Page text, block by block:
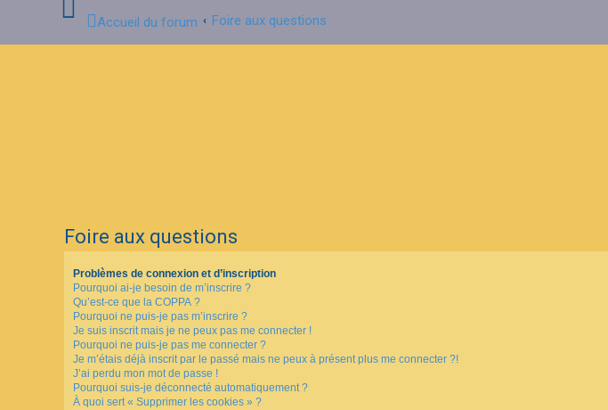
Accueil du forum Foire aux questions
Foire aux questions
Problèmes de connexion et d’inscription
Pourquoi ai-je besoin de m’inscrire ?
Qu’est-ce que la COPPA ?
Pourquoi ne puis-je pas m’inscrire ?
Je suis inscrit mais je ne peux pas me connecter !
Pourquoi ne puis-je pas me connecter ?
Je m’étais déjà inscrit par le passé mais ne peux à présent plus me connecter ?!
J’ai perdu mon mot de passe !
Pourquoi suis-je déconnecté automatiquement ?
À quoi sert « Supprimer les cookies » ?